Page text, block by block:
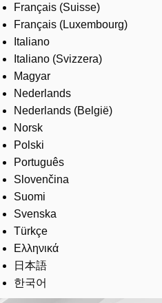
Français (Suisse)
Français (Luxembourg)
Italiano
Italiano (Svizzera)
Magyar
Nederlands
Nederlands (België)
Norsk
Polski
Português
Slovenčina
Suomi
Svenska
Türkçe
Ελληνικά
日本語
한국어